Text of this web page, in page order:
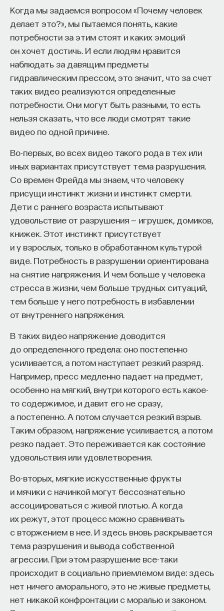
Когда мы задаемся вопросом «Почему человек
делает это?», мы пытаемся понять, какие
потребности за этим стоят и каких эмоций
он хочет достичь. И если людям нравится
наблюдать за давящим предметы
гидравлическим прессом, это значит, что за счет
таких видео реализуются определенные
потребности. Они могут быть разными, то есть
нельзя сказать, что все люди смотрят такие
видео по одной причине.
Во-первых, во всех видео такого рода в тех или
иных вариантах присутствует тема разрушения.
Со времен Фрейда мы знаем, что человеку
присущи инстинкт жизни и инстинкт смерти.
Дети с раннего возраста испытывают
удовольствие от разрушения — игрушек, домиков,
книжек. Этот инстинкт присутствует
и у взрослых, только в обработанном культурой
виде. Потребность в разрушении ориентирована
на снятие напряжения. И чем больше у человека
стресса в жизни, чем больше трудных ситуаций,
тем больше у него потребность в избавлении
от внутреннего напряжения.
В таких видео напряжение доводится
до определенного предела: оно постепенно
усиливается, а потом наступает резкий разряд.
Например, пресс медленно падает на предмет,
особенно на мягкий, внутри которого есть какое-
то содержимое, и давит его не сразу,
а постепенно. А потом случается резкий взрыв.
Таким образом, напряжение усиливается, а потом
резко падает. Это переживается как состояние
удовольствия или удовлетворения.
Во-вторых, мягкие искусственные фрукты
и мячики с начинкой могут бессознательно
ассоциироваться с живой плотью. А когда
их режут, этот процесс можно сравнивать
с вторжением в нее. И здесь вновь раскрывается
тема разрушения и вывода собственной
агрессии. При этом разрушение все-таки
происходит в социально приемлемом виде: здесь
нет ничего аморального, это не живые предметы,
нет никакой конфронтации с моралью и законом.
медицины сна университетской клинической
больницы № 3.
3/10/2025
НАД МАТЕРИАЛОМ РАБОТАЛИ
Михаил Полуэктов
кандидат медицинских наук, доцент Первого
МГМУ им. И. М. Сеченова
МЕДИЦИНА
МЕДИЦИНА СОН СОМНОЛОГИЯ
БЕССОННИЦА ЕСТЕСТВЕННЫЕ НАУКИ
ЖУРНАЛ НАУКА СНА
КУРС
Наука сна: как управлять
своим сном
СОХРАНИТЬ КУРС
Внеси свой вклад в дело
просвещения!
пейзаж скрыло великолепное мраморное здание,
а умиротворенных селян-философов сменила
беспокойная толпа пышно одетых купцов,
проконсулов и граждан-потребителей. Затем
наступает вечер (“Разрушение”): город горит,
луна, освещающая выветренные колонны,
Этот полиптих, задуманный Коулом в середине
цивилизации, независимо от того, насколько они
Неявный же смысл таков: молодой американской
принципов и сопротивляться искушению заняться
торговлей, завоеваниями и колонизацией.
Столетиями историки, политологи, антропологи
и общественность в целом описывали
возвышение и крах цивилизаций как процесс
циклический или стадиальный. В книге
VI “Истории” Полибия, сочиненной в период
возвышения Рима, исторический процесс
форм: 1) монархии, 2) царства, или царской власти,
3) тирании, 4) аристократии, 5) олигархии, 6)
демократии, 7) охлократии, или власти толпы. Это
Ренессанса, когда Полибия заново открыли,
и переданным, как мем, Монтескье через
посредничество Макиавелли. Циклическое
а также в неоконфуцианстве эпохи Мин.
Джамбаттиста Вико в книге “Основания новой
науки об общей природе наций” (1725) описывает
развитие цивилизаций как круговорот,
последовательную смену (ricorso) трех фаз: века
богов, века героев и человеческого века (который
ведет снова к веку богов через “варварство
рефлексии”). Британский политический философ
Генри СентДжон, первый виконт Болингброк,
писал в 1738 году*: “Наилучшим образом